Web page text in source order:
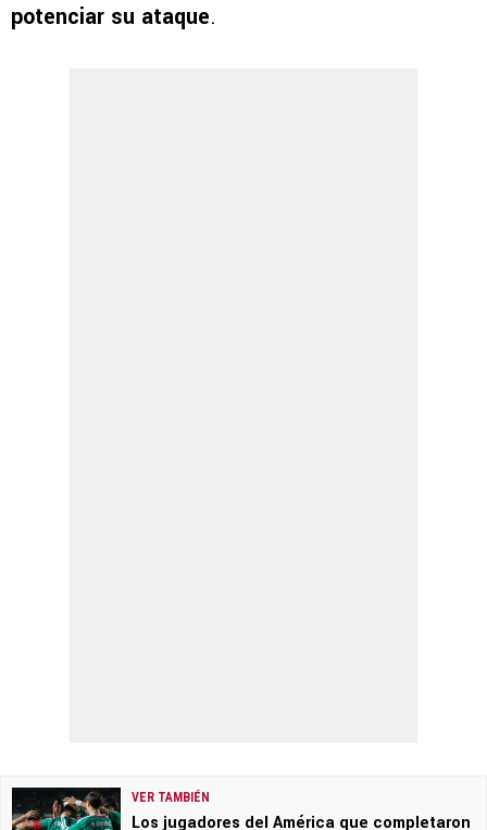
potenciar su ataque.
VER TAMBIÉN
Los jugadores del América que completaron